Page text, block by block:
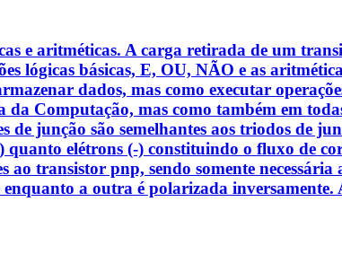
e aritméticas. A carga retirada de um
lógicas básicas, E, OU, NÃO e as
dados, mas como executar
Computação, mas como também em
de junção são semelhantes aos triodos de
elétrons (-) constituindo o fluxo de
transistor pnp, sendo somente necessária
a outra é polarizada